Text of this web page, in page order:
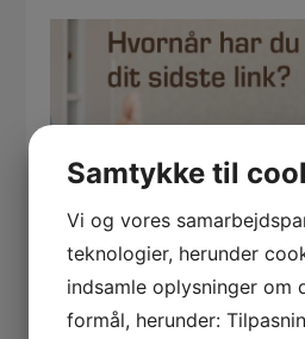
LÆS MERE HER
Samtykke til
Vi og vores
teknologier, herunder
indsamle oplysninger om
formål, herunder: